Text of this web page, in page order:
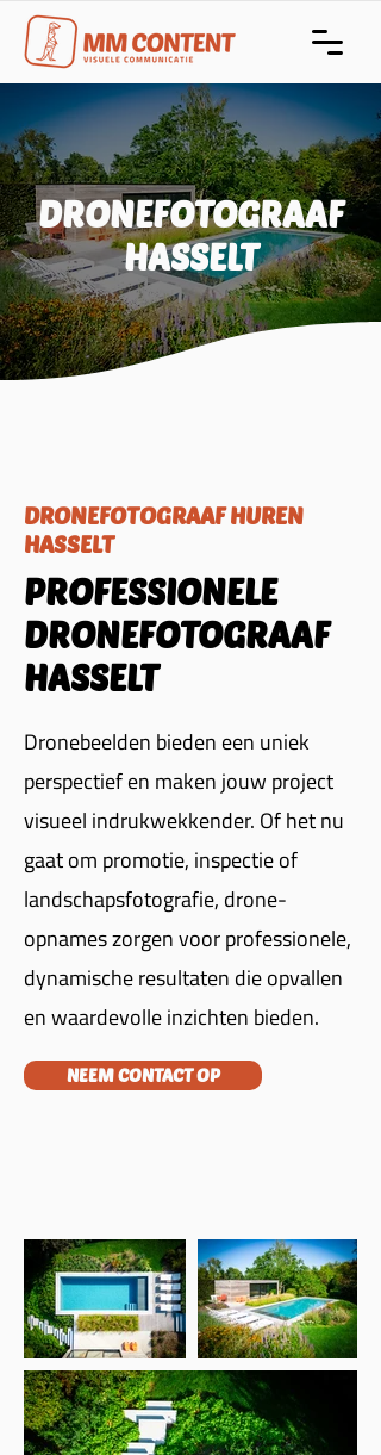
DRONEFOTOGRAAF
HASSELT
DRONEFOTOGRAAF HUREN
HASSELT
PROFESSIONELE
DRONEFOTOGRAAF
HASSELT
Dronebeelden bieden een uniek
perspectief en maken jouw project
visueel indrukwekkender. Of het nu
gaat om promotie, inspectie of
landschapsfotografie, drone-
opnames zorgen voor professionele,
dynamische resultaten die opvallen
en waardevolle inzichten bieden.
NEEM CONTACT OP